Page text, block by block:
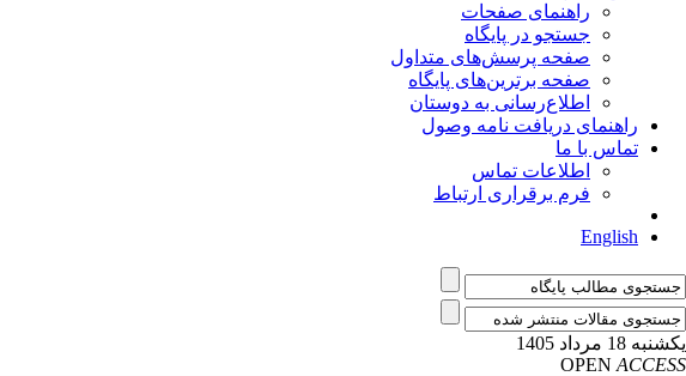
راهنمای صفحات
جستجو در پایگاه
صفحه پرسش‌های متداول
صفحه برترین‌های پایگاه
اطلاع‌رسانی به دوستان
راهنمای دریافت نامه وصول
تماس با ما
اطلاعات تماس
فرم برقراری ارتباط
English
یکشنبه 18 مرداد 1405
OPEN ACCESS